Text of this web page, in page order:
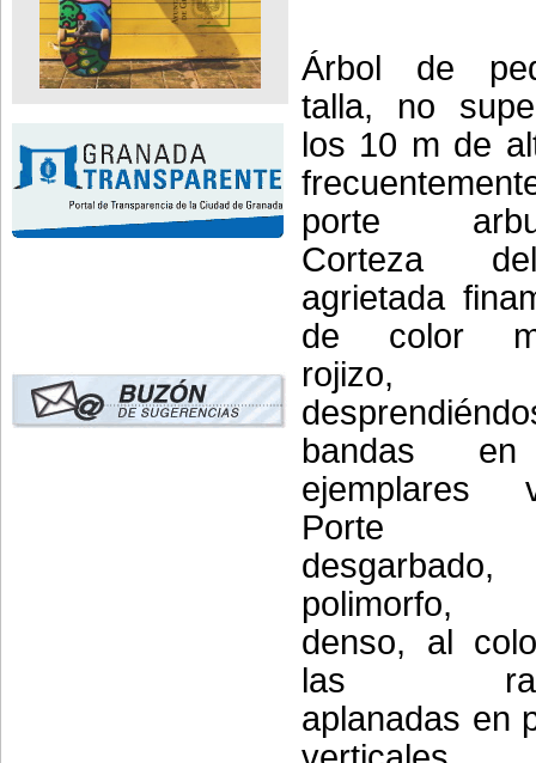
Árbol de
talla, no
los 10 m de
porte
Corteza
agrietada
de color
rojizo,
bandas
ejemplares
Porte
desgarbado,
polimorfo,
denso, al
las
aplanadas en